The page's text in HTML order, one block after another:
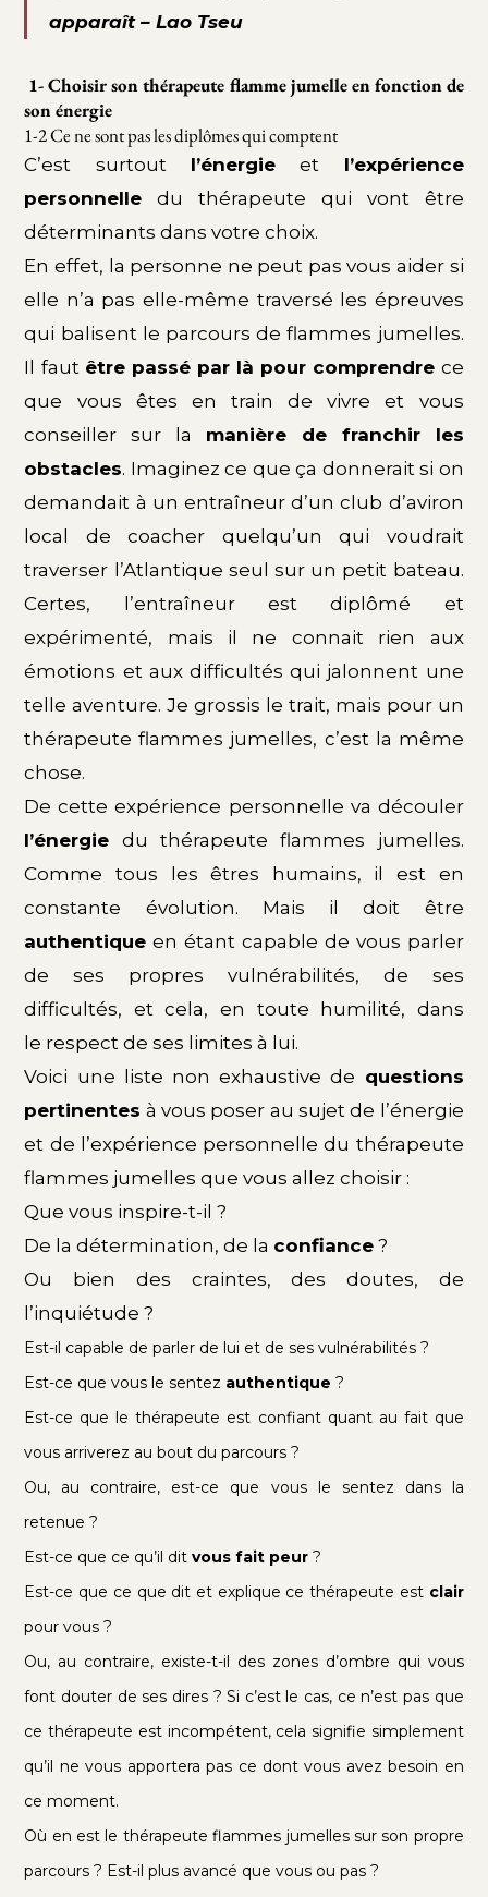
apparaît – Lao Tseu
1- Choisir son thérapeute flamme jumelle en fonction de
son énergie
1-2 Ce ne sont pas les diplômes qui comptent
C’est surtout l’énergie et l’expérience
personnelle du thérapeute qui vont être
déterminants dans votre choix.
En effet, la personne ne peut pas vous aider si
elle n’a pas elle-même traversé les épreuves
qui balisent le parcours de flammes jumelles.
Il faut être passé par là pour comprendre ce
que vous êtes en train de vivre et vous
conseiller sur la manière de franchir les
obstacles. Imaginez ce que ça donnerait si on
demandait à un entraîneur d’un club d’aviron
local de coacher quelqu’un qui voudrait
traverser l’Atlantique seul sur un petit bateau.
Certes, l’entraîneur est diplômé et
expérimenté, mais il ne connait rien aux
émotions et aux difficultés qui jalonnent une
telle aventure. Je grossis le trait, mais pour un
thérapeute flammes jumelles, c’est la même
chose.
De cetteexpérience personnelle va découler
l’énergie du thérapeute flammes jumelles.
Comme tous les êtres humains, il est en
constante évolution. Mais il doit être
authentique en étant capable de vous parler
de ses propres vulnérabilités, de ses
difficultés, et cela, en toute humilité, dans
le respect de ses limites à lui.
Voici une liste non exhaustive de questions
pertinentes à vous poser au sujet de l’énergie
et de l’expérience personnelle du thérapeute
flammes jumelles que vous allez choisir :
Que vous inspire-t-il ?
De la détermination, de la confiance ?
Ou bien des craintes, des doutes, de
l’inquiétude ?
Est-il capable de parler de lui et de ses vulnérabilités ?
Est-ce que vous le sentez authentique ?
Est-ce que le thérapeute est confiant quant au fait que
vous arriverez au bout du parcours ?
Ou, au contraire, est-ce que vous le sentez dans la
retenue ?
Est-ce que ce qu’il ditvous fait peur?
Est-ce que ce que dit et explique ce thérapeute estclair
pour vous ?
Ou, au contraire, existe-t-il des zones d’ombre qui vous
font douter de ses dires ? Si c’est le cas, ce n’est pas que
ce thérapeute est incompétent, cela signifie simplement
qu’il ne vous apportera pas ce dont vous avez besoin en
ce moment.
Où en est le thérapeute flammes jumelles sur son propre
parcours ? Est-il plus avancé que vous ou pas ?